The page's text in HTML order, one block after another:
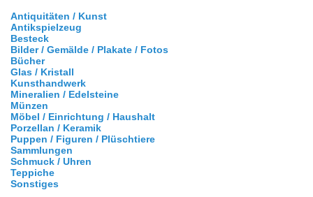
Antiquitäten / Kunst
Antikspielzeug
Besteck
Bilder / Gemälde / Plakate / Fotos
Bücher
Glas / Kristall
Kunsthandwerk
Mineralien / Edelsteine
Münzen
Möbel / Einrichtung / Haushalt
Porzellan / Keramik
Puppen / Figuren / Plüschtiere
Sammlungen
Schmuck / Uhren
Teppiche
Sonstiges